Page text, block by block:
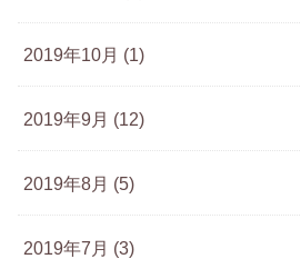
2019年10月 (1)
2019年9月 (12)
2019年8月 (5)
2019年7月 (3)